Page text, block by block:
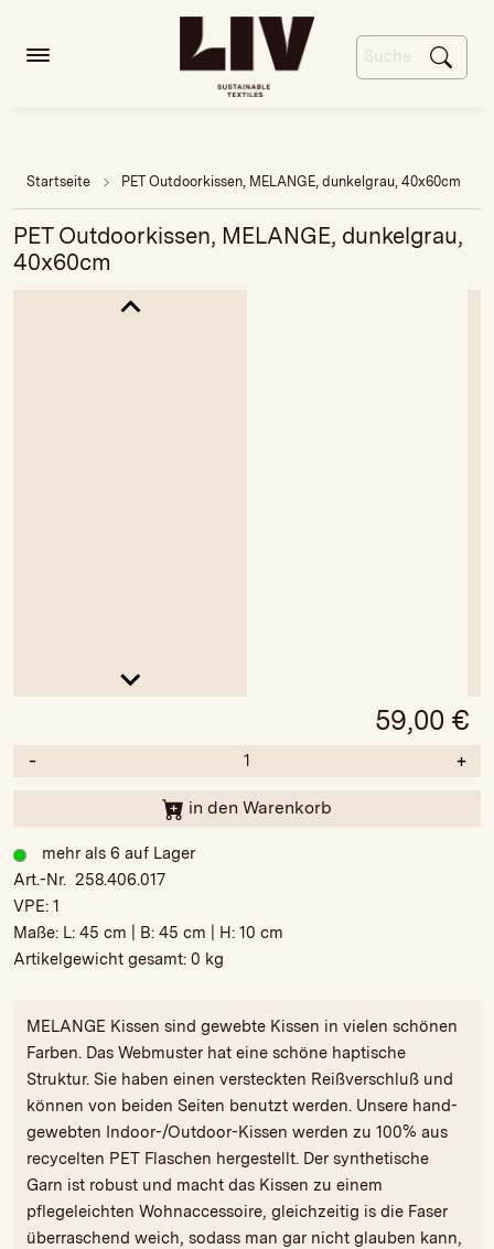
Startseite PET Outdoorkissen, MELANGE, dunkelgrau, 40x60cm
PET Outdoorkissen, MELANGE, dunkelgrau,
40x60cm
59,00 €
- +
in den Warenkorb
mehr als 6 auf Lager
Art.-Nr. 258.406.017
VPE:1
Maße: L:45 cm | B:45 cm | H:10 cm
Artikelgewicht gesamt:0 kg
MELANGE Kissen sind gewebte Kissen in vielen schönen
Farben. Das Webmuster hat eine schöne haptische
Struktur. Sie haben einen versteckten Reißverschluß und
können von beiden Seiten benutzt werden. Unsere hand-
gewebten Indoor-/Outdoor-Kissen werden zu 100% aus
recycelten PET Flaschen hergestellt. Der synthetische
Garn ist robust und macht das Kissen zu einem
pflegeleichten Wohnaccessoire, gleichzeitig is die Faser
überraschend weich, sodass man gar nicht glauben kann,